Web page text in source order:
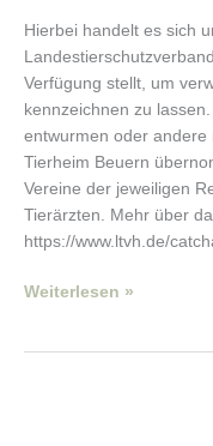
Hierbei handelt es sich
Verfügung stellt, um
kennzeichnen zu
entwurmen oder andere
Tierheim Beuern
Vereine der jeweiligen
Tierärzten. Mehr über
https://www.ltvh.de/
Weiterlesen »